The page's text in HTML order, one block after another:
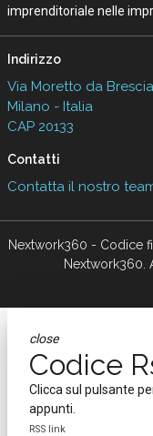
imprenditoriale nelle
Indirizzo
Via Moretto da
Milano - Italia
CAP 20133
Contatti
Contatta il nostro
Nextwork360 - Codice
Nextwork360.
close
Codice
Clicca sul pulsante
appunti.
RSS link